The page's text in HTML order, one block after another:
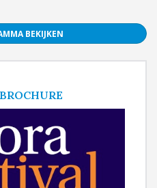
BEKIJKEN